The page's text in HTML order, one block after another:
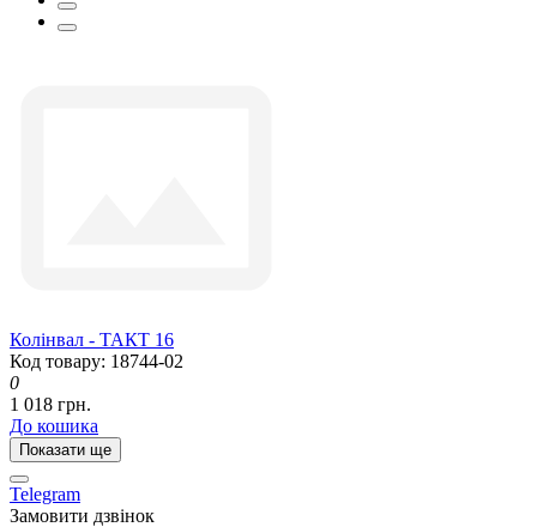
Колінвал - ТАКТ 16
Код товару: 18744-02
0
1 018 грн.
До кошика
Показати ще
Telegram
Замовити дзвінок